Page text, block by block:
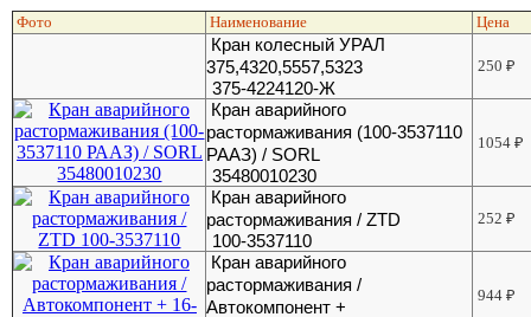
Фото Наименование Цена
Кран колесный УРАЛ
375,4320,5557,5323
375-4224120-Ж
250₽
Кран аварийного
растормаживания (100-3537110
РААЗ) / SORL
35480010230
1054₽
Кран аварийного
растормаживания / ZTD
100-3537110
252₽
Кран аварийного
растормаживания /
Автокомпонент +
944₽